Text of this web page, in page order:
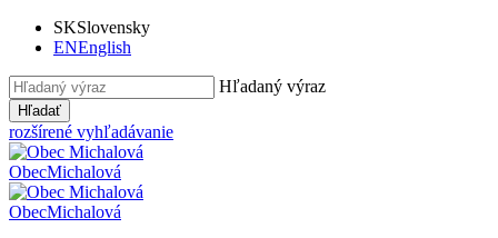
SKSlovensky
ENEnglish
Hľadaný výraz
Hľadať
rozšírené vyhľadávanie
ObecMichalová
ObecMichalová